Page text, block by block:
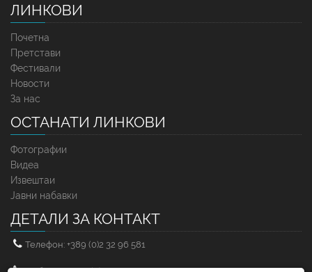
ЛИНКОВИ
Почетна
Претстави
Фестивали
Новости
За нас
ОСТАНАТИ ЛИНКОВИ
Фотографии
Видеа
Извештаи
Јавни набавки
ДЕТАЛИ ЗА КОНТАКТ
Телефон: +389 (0)2 32 96 581